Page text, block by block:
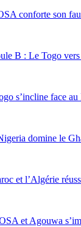
conforte son
B : Le Togo
s’incline face
domine le
et l’Algérie
et Agouwa